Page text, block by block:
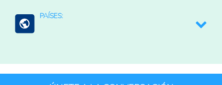
Instituciones públicas
Productores agropecuarios
PAÍSES: